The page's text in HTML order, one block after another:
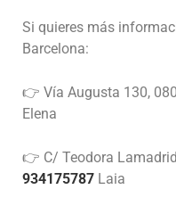
Si quieres más
Barcelona:
👉 Vía Augusta 130,
Elena
👉 C/ Teodora
934175787 Laia